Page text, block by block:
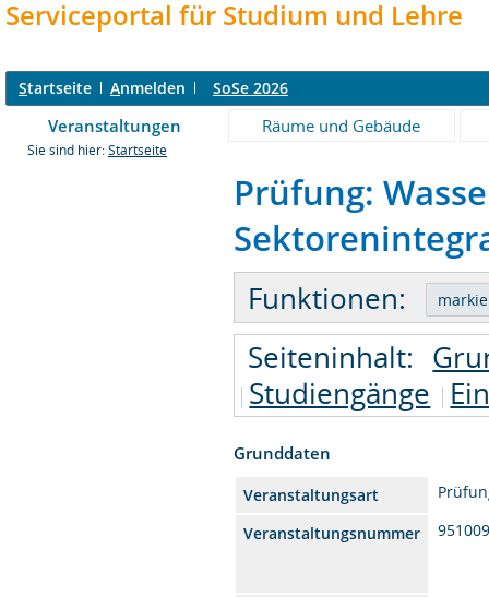
Serviceportal für Studium und Lehre
Startseite Anmelden SoSe 2026
Veranstaltungen Räume und Gebäude
Sie sind hier: Startseite
Prüfung:
Funktionen:
Seiteninhalt:
Studiengänge
Grunddaten
Veranstaltungsart
Veranstaltungsnummer